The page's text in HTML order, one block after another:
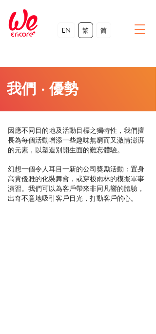
EN 繁 简
我們 · 優勢
因應不同目的地及活動目標之獨特性，我們擅
長為每個活動增添一些趣味無窮而又激情澎湃
的元素，以塑造別開生面的難忘體驗。
幻想一個令人耳目一新的公司獎勵活動：置身
高貴優雅的化裝舞會，或穿梭雨林的模擬軍事
演習。我們可以為客戶帶來非同凡響的體驗，
出奇不意地吸引客戶目光，打動客戶的心。